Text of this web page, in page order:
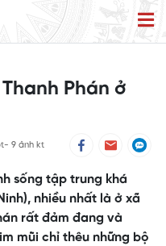
Phán ở
9 ảnh kt
sống tập trung khá
nhiều nhất là ở xã
rất đảm đang và
mũi chỉ thêu những bộ